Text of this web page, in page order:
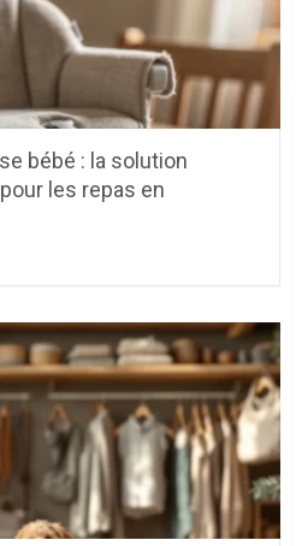
bébé : la solution
les repas en